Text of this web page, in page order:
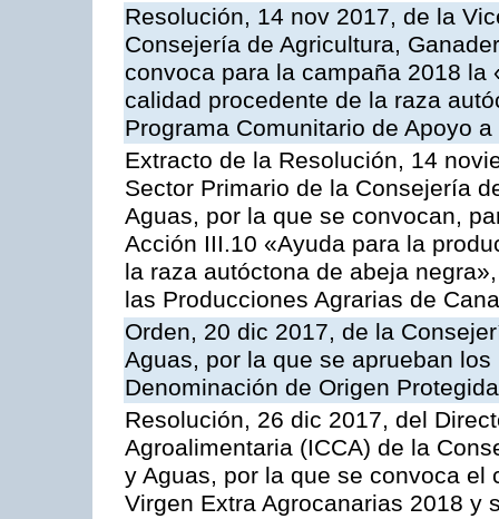
Resolución, 14 nov 2017, de la
Consejería de Agricultura,
convoca para la campaña 2018
calidad procedente de la raza
Programa Comunitario de Apoyo
Extracto de la Resolución, 14
Sector Primario de la Consejería
Aguas, por la que se convocan,
Acción III.10 «Ayuda para la
la raza autóctona de abeja
las Producciones Agrarias de
Orden, 20 dic 2017, de la
Aguas, por la que se aprueban
Denominación de Origen
Resolución, 26 dic 2017, del
Agroalimentaria (ICCA) de la
y Aguas, por la que se convoca el
Virgen Extra Agrocanarias 2018 y